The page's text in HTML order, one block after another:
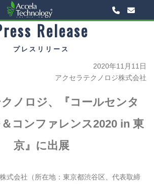
Release
プレスリリース
2020年11月11日
アクセラテクノロジ株式会社
ノロジ、『コールセンタ
コンファレンス2020 in 東
京』に出展
式会社（所在地：東京都渋谷区、代表取締